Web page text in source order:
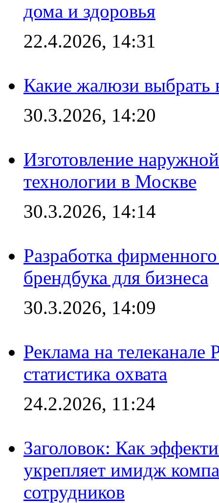
дома и здоровья
22.4.2026, 14:31
Какие жалюзи выбрать
30.3.2026, 14:20
Изготовление
технологии в Москве
30.3.2026, 14:14
Разработка
брендбука для бизнеса
30.3.2026, 14:09
Реклама на
статистика охвата
24.2.2026, 11:24
Заголовок: Как
укрепляет имидж
сотрудников